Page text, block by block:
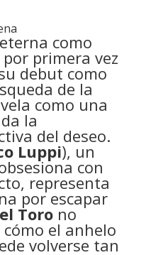
como
primera vez
debut como
de la
como una
la
del deseo.
Luppi), un
con
representa
por escapar
Torono
el anhelo
volverse tan